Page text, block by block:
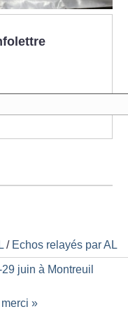
/ Echos relayés par AL
juin à Montreuil
»